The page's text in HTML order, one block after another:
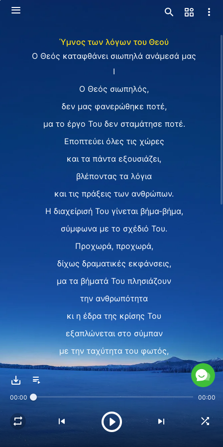
Ύμνος των λόγων του Θεού
Ο Θεός καταφθάνει σιωπηλά ανάμεσά μας
I
Ο Θεός σιωπηλός,
δεν μας φανερώθηκε ποτέ,
μα το έργο Του δεν σταμάτησε ποτέ.
Εποπτεύει όλες τις χώρες
και τα πάντα εξουσιάζει,
βλέποντας τα λόγια
και τις πράξεις των ανθρώπων.
Η διαχείρισή Του γίνεται βήμα-βήμα,
σύμφωνα με το σχέδιό Του.
Προχωρά, προχωρά,
δίχως δραματικές εκφάνσεις,
μα τα βήματά Του πλησιάζουν
την ανθρωπότητα
κι η έδρα της κρίσης Του
εξαπλώνεται στο σύμπαν
με την ταχύτητα του φωτός,
με την κάθοδο του θρόνου Του
Τι μεγαλοπρεπής
00:00 00:00